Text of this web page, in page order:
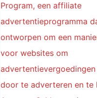
Program, een affiliate
advertentieprogramma
ontworpen om een
voor websites om
door te adverteren en te